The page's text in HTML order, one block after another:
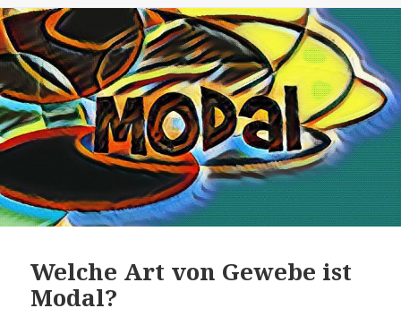
Welche Art von Gewebe ist
Modal?